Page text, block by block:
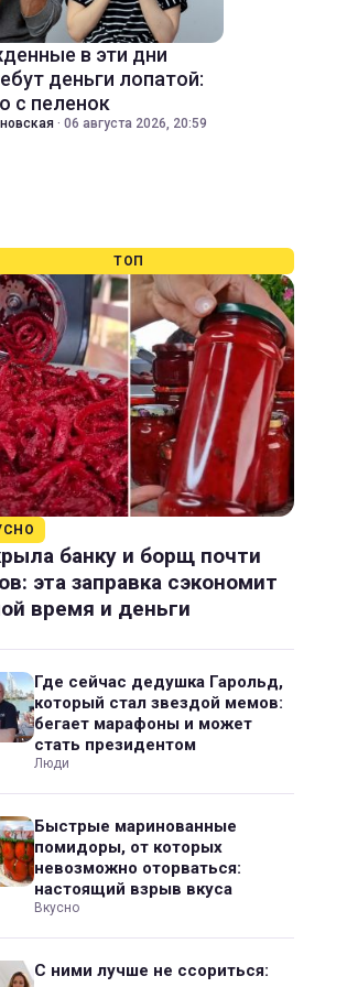
в эти дни
деньги лопатой:
с пеленок
· 06 августа 2026, 20:59
ТОП
банку и борщ почти
эта заправка сэкономит
время и деньги
Где сейчас дедушка Гарольд,
который стал звездой мемов:
бегает марафоны и может
стать президентом
Люди
Быстрые маринованные
помидоры, от которых
невозможно оторваться:
настоящий взрыв вкуса
Вкусно
С ними лучше не ссориться: